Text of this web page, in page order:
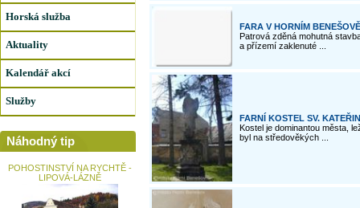
Horská služba
Aktuality
Kalendář akcí
Služby
Náhodný tip
POHOSTINSTVÍ NA RYCHTĚ -
LIPOVÁ-LÁZNĚ
FARA V HORNÍM BENEŠOVĚ
Patrová zděná mohutná
a přízemí zaklenuté ...
FARNÍ KOSTEL SV.
Kostel je dominantou města,
byl na středověkých ...